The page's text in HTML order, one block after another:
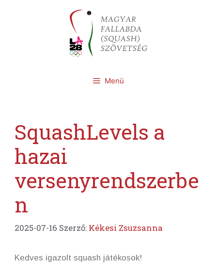
Menü
SquashLevels a
hazai
versenyrendszerbe
n
2025-07-16 Szerző: Kékesi Zsuzsanna
Kedves igazolt squash játékosok!